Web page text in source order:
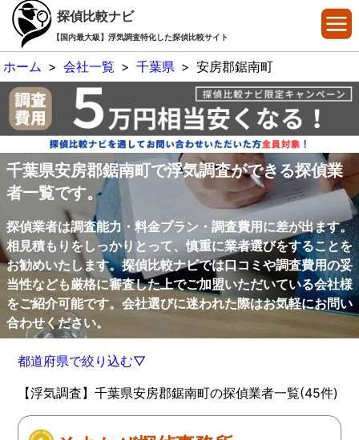
探偵比較ナビ
【国内最大級】浮気調査特化した探偵比較サイト
ホーム > 会社一覧 > 千葉県 > 安房郡鋸南町
千葉県安房郡鋸南町で浮気調査ができる探偵業
者一覧です。
探偵業者は調査能力・料金プラン・調査費用に差が出ます。
相見積もりをしっかりとって、慎重に業者選びをすることを
お勧めいたします。探偵比較ナビでは口コミや調査費用の妥
当性なども厳格に審査した上でご加盟いただいている会社様
をご紹介可能です。会社選びに迷われた際はお気軽にお問い
合わせください。
都道府県で絞り込む▽
【浮気調査】千葉県安房郡鋸南町の探偵業者一覧(45件)